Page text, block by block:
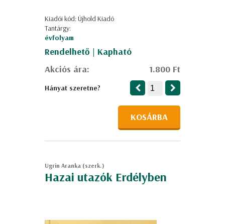
Kiadói kód: Újhold Kiadó
Tantárgy:
évfolyam
Rendelhető | Kapható
Akciós ára:
1.800 Ft
Hányat szeretne?
KOSÁRBA
Ugrin Aranka (szerk.)
Hazai utazók Erdélyben